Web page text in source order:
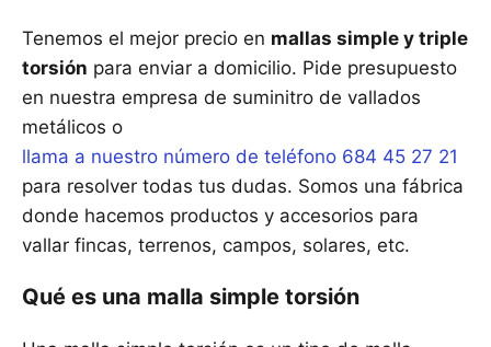
Tenemos el mejor precio en mallas simple y triple
torsión para enviar a domicilio. Pide presupuesto
en nuestra empresa de suminitro de vallados
metálicos o
llama a nuestro número de teléfono 684 45 27 21
para resolver todas tus dudas. Somos una fábrica
donde hacemos productos y accesorios para
vallar fincas, terrenos, campos, solares, etc.
Qué es una malla simple torsión